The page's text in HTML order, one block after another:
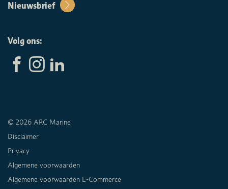
Nieuwsbrief
Volg ons:
© 2026 ARC Marine
Disclaimer
Privacy
Algemene voorwaarden
Algemene voorwaarden E-Commerce